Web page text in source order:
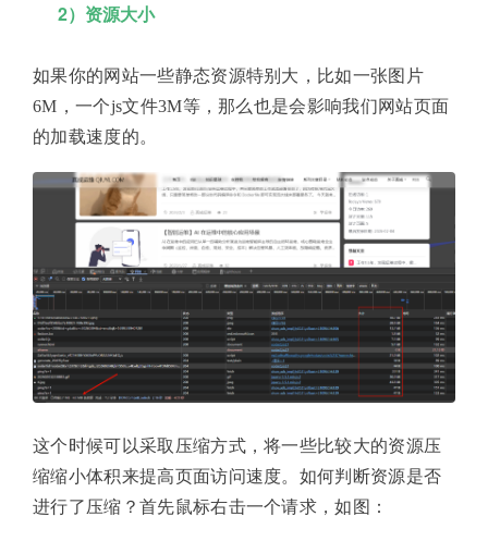
2）资源大小
如果你的网站一些静态资源特别大，比如一张图片
6M，一个js文件3M等，那么也是会影响我们网站页面
的加载速度的。
这个时候可以采取压缩方式，将一些比较大的资源压
缩缩小体积来提高页面访问速度。如何判断资源是否
进行了压缩？首先鼠标右击一个请求，如图：